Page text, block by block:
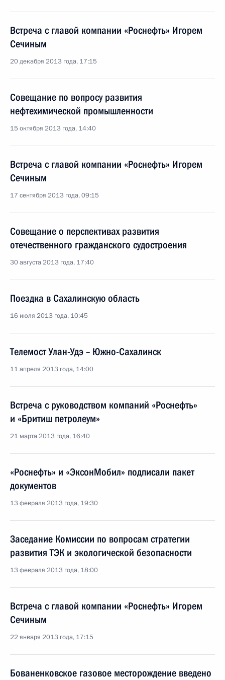
Встреча с главой компании «Роснефть» Игорем
Сечиным
20 декабря 2013 года, 17:15
Совещание по вопросу развития
нефтехимической промышленности
15 октября 2013 года, 14:40
Встреча с главой компании «Роснефть» Игорем
Сечиным
17 сентября 2013 года, 09:15
Совещание о перспективах развития
отечественного гражданского судостроения
30 августа 2013 года, 17:40
Поездка в Сахалинскую область
16 июля 2013 года, 10:45
Телемост Улан-Удэ – Южно-Сахалинск
11 апреля 2013 года, 14:00
Встреча с руководством компаний «Роснефть»
и «Бритиш петролеум»
21 марта 2013 года, 16:40
«Роснефть» и «ЭксонМобил» подписали пакет
документов
13 февраля 2013 года, 19:30
Заседание Комиссии по вопросам стратегии
развития ТЭК и экологической безопасности
13 февраля 2013 года, 18:00
Встреча с главой компании «Роснефть» Игорем
Сечиным
22 января 2013 года, 17:15
Бованенковское газовое месторождение введено